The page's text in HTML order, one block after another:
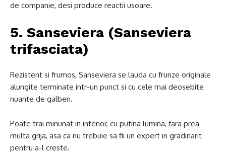
de companie, desi produce reactii usoare.
5. Sanseviera (Sanseviera
trifasciata)
Rezistent si frumos, Sanseviera se lauda cu frunze originale
alungite terminate intr-un punct si cu cele mai deosebite
nuante de galben.
Poate trai minunat in interior, cu putina lumina, fara prea
multa grija, asa ca nu trebuie sa fii un expert in gradinarit
pentru a-l creste.